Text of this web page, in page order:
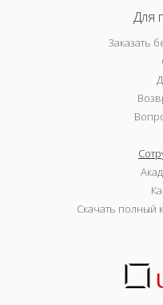
Для
Заказать
Скачать полный